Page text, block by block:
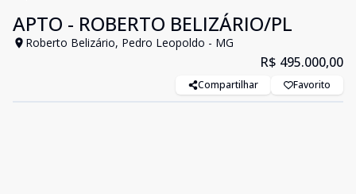
APTO - ROBERTO BELIZÁRIO/PL
Roberto Belizário, Pedro Leopoldo - MG
R$ 495.000,00
Compartilhar Favorito